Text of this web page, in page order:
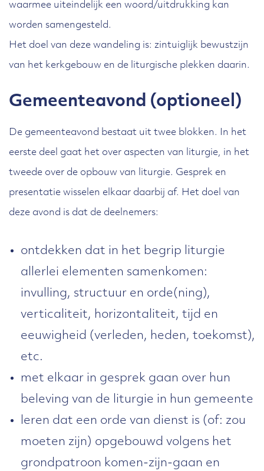
waarmee uiteindelijk een woord/uitdrukking kan
worden samengesteld.
Het doel van deze wandeling is: zintuiglijk bewustzijn
van het kerkgebouw en de liturgische plekken daarin.
Gemeenteavond (optioneel)
De gemeenteavond bestaat uit twee blokken. In het
eerste deel gaat het over aspecten van liturgie, in het
tweede over de opbouw van liturgie. Gesprek en
presentatie wisselen elkaar daarbij af. Het doel van
deze avond is dat de deelnemers:
ontdekken dat in het begrip liturgie
allerlei elementen samenkomen:
invulling, structuur en orde(ning),
verticaliteit, horizontaliteit, tijd en
eeuwigheid (verleden, heden, toekomst),
etc.
met elkaar in gesprek gaan over hun
beleving van de liturgie in hun gemeente
leren dat een orde van dienst is (of: zou
moeten zijn) opgebouwd volgens het
grondpatroon komen-zijn-gaan en